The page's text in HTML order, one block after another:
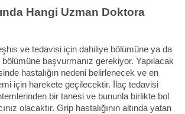
Hangi Uzman Doktora
ve tedavisi için dahiliye bölümüne ya da
başvurmanız gerekiyor. Yapılacak
hastalığın nedeni belirlenecek ve en
için harekete geçilecektir. İlaç tedavisi
bir tanesi ve bununla birlikte bol
olacaktır. Grip hastalığının altında yatan